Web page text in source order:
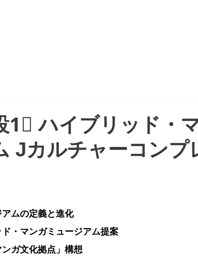
1⃣ ハイブリッド・
Jカルチャーコンプ
ムの定義と進化
・マンガミュージアム提案
ガ文化拠点」構想